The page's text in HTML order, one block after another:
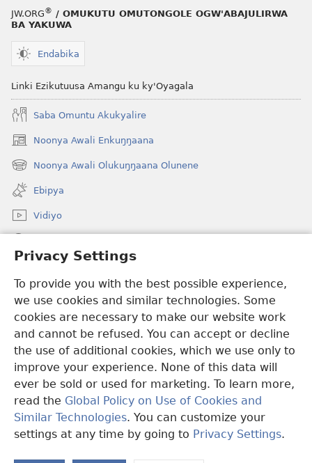
Privacy Settings
To provide you with the best possible experience,
we use cookies and similar technologies. Some
cookies are necessary to make our website work
and cannot be refused. You can accept or decline
the use of additional cookies, which we use only to
improve your experience. None of this data will
ever be sold or used for marketing. To learn more,
read the Global Policy on Use of Cookies and
Similar Technologies. You can customize your
settings at any time by going to Privacy Settings.
JW.ORG® / OMUKUTU OMUTONGOLE OGW'ABAJULIRWA
BA YAKUWA
Endabika
Linki Ezikutuusa Amangu ku ky'Oyagala
Saba Omuntu Akukyalire
Noonya Awali Enkuŋŋaana
(opens
new
window)
Noonya Awali Olukuŋŋaana Olunene
(opens
new
window)
Ebipya
Vidiyo
(opens
window)
LAYIBULALE KU MUKUTU GWAFFE™
(opens
new
window)JW Hub
(opens
new
window)
Copyright© 2026 Watch Tower Bible and Tract Society of Pennsylvania.
OBUKWAKKULIZO |ENGERI GYE TUKUUMAMU EBIKUKWATAKO
PRIVACY SETTINGS